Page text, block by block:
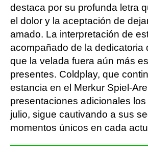
destaca por su profunda letra
el dolor y la aceptación de
amado. La interpretación de
acompañado de la dedicatoria
que la velada fuera aún más
presentes. Coldplay, que
estancia en el Merkur Spiel-
presentaciones adicionales
julio, sigue cautivando a sus
momentos únicos en cada